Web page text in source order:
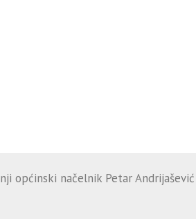
načelnik Petar Andrijašević